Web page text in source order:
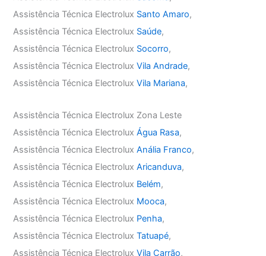
Assistência Técnica Electrolux Santo Amaro,
Assistência Técnica Electrolux Saúde,
Assistência Técnica Electrolux Socorro,
Assistência Técnica ElectroluxVila Andrade,
Assistência Técnica ElectroluxVila Mariana,
Assistência Técnica Electrolux Zona Leste
Assistência Técnica ElectroluxÁgua Rasa,
Assistência Técnica ElectroluxAnália Franco,
Assistência Técnica ElectroluxAricanduva,
Assistência Técnica Electrolux Belém,
Assistência Técnica Electrolux Mooca,
Assistência Técnica Electrolux Penha,
Assistência Técnica ElectroluxTatuapé,
Assistência Técnica ElectroluxVila Carrão,